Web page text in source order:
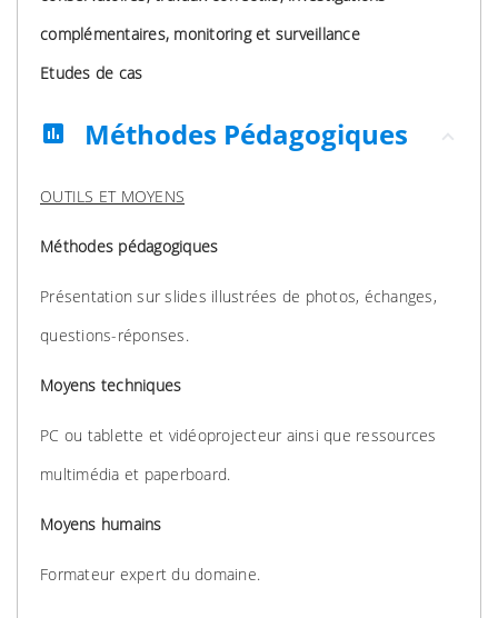
complémentaires, monitoring et surveillance
Etudes de cas
assessment Méthodes Pédagogiques
OUTILS ET MOYENS
Méthodes pédagogiques
Présentation sur slides illustrées de photos, échanges,
questions-réponses.
Moyens techniques
PC ou tablette et vidéoprojecteur ainsi que ressources
multimédia et paperboard.
Moyens humains
Formateur expert du domaine.